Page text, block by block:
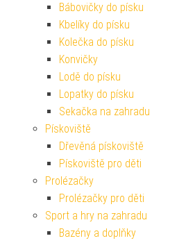
Bábovičky do písku
Kbelíky do písku
Kolečka do písku
Konvičky
Lodě do písku
Lopatky do písku
Sekačka na zahradu
Pískoviště
Dřevěná pískoviště
Pískoviště pro děti
Prolézačky
Prolézačky pro děti
Sport a hry na zahradu
Bazény a doplňky